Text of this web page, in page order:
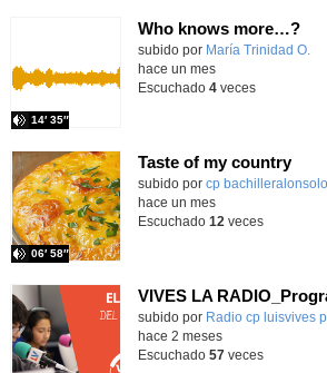
Who knows more…?
Contenido educativo.
subido por María Trinidad O.
14′ 35″
hace un mes
Escuchado 4veces
Taste of my country
Contenido educativo.
subido por cp
06′ 58″
hace un mes
Escuchado 12 veces
Contenido educativo.
subido por Radio cp luisvives
hace 2 meses
Escuchado 57veces